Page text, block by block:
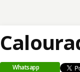
Whatsapp